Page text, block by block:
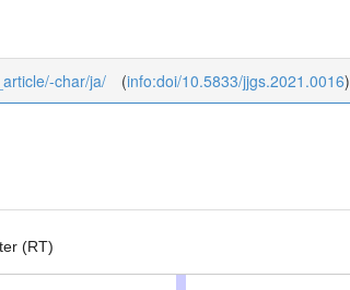
char/ja/ (info:doi/10.5833/jjgs.2021.0016)
(RT)